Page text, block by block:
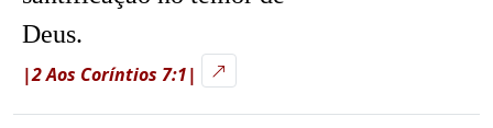
Deus.
|2 Aos Coríntios 7:1|